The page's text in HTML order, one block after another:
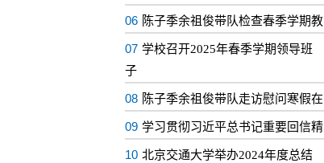
06 陈子季余祖俊带队检查春季学期教
07 学校召开2025年春季学期领导班
子
08 陈子季余祖俊带队走访慰问寒假在
09 学习贯彻习近平总书记重要回信精
10 北京交通大学举办2024年度总结